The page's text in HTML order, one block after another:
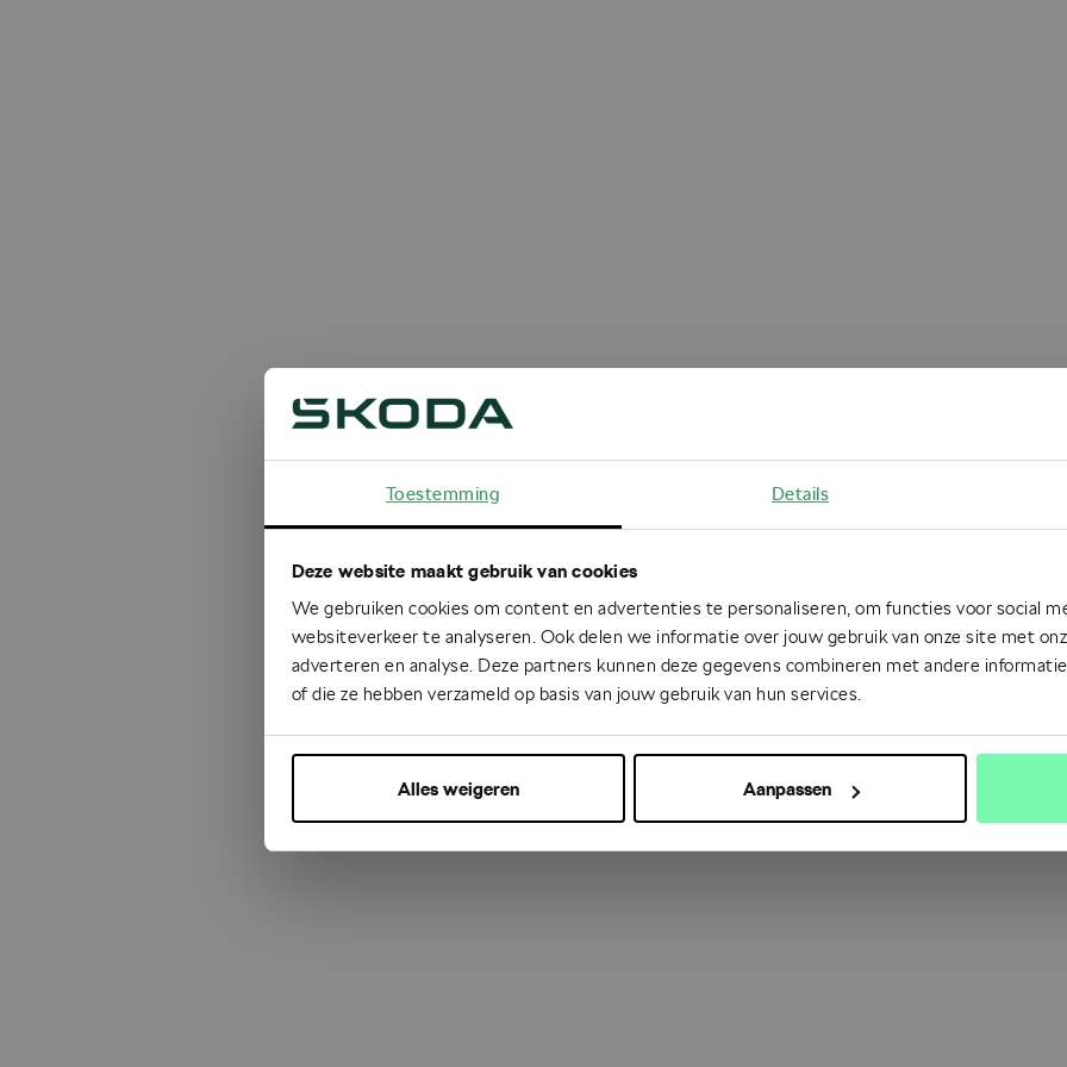
Toestemming Details
Deze website maakt gebruik van cookies
We gebruiken cookies om content en advertenties te personaliseren, om functies voor social
websiteverkeer te analyseren. Ook delen we informatie over jouw gebruik van onze site met
adverteren en analyse. Deze partners kunnen deze gegevens combineren met andere
of die ze hebben verzameld op basis van jouw gebruik van hun services.
Alles weigeren Aanpassen
Oops!
Something went wrong. Please try refreshing the app